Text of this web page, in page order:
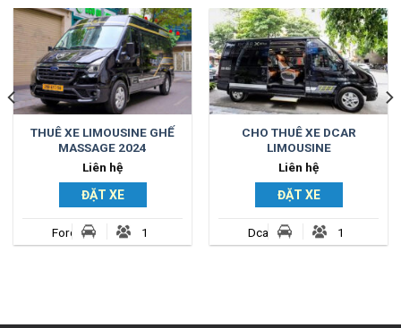
THUÊ XE LIMOUSINE GHẾ
MASSAGE 2024
Liên hệ
ĐẶT XE
Ford
10
CHO THUÊ XE DCAR
LIMOUSINE
Liên hệ
ĐẶT XE
Dcar
10